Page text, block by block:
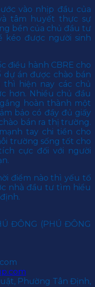
vào nhịp đầu của
tâm huyết thực sự
bền của chủ đầu tư
kéo được người sinh
điều hành CBRE cho
dự án được chào bán
hiện nay các chủ
hơn. Nhiều chủ đầu
hoàn thành một
bảo có đầy đủ giấy
bán ra thị trường.
tay chi tiền cho
trường sống tốt cho
cực đối với người
điểm nào thì yếu tố
nhà đầu tư tìm hiểu
ĐÔNG (PHÚ ĐÔNG
Phường Tân Định,